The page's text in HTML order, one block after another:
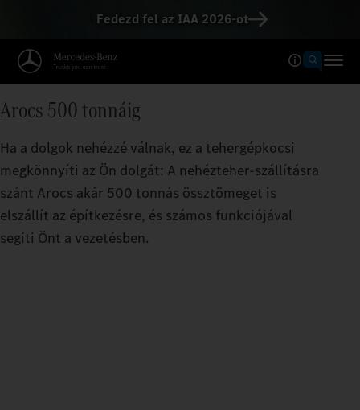
Fedezd fel az IAA 2026-ot
Arocs 500 tonnáig
Ha a dolgok nehézzé válnak, ez a tehergépkocsi
megkönnyíti az Ön dolgát: A nehézteher-szállításra
szánt Arocs akár 500 tonnás össztömeget is
elszállít az építkezésre, és számos funkciójával
segíti Önt a vezetésben.